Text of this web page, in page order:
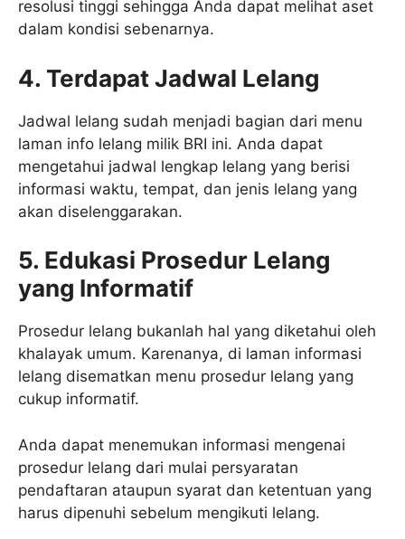
resolusi tinggi sehingga Anda dapat melihat aset
dalam kondisi sebenarnya.
4. Terdapat Jadwal Lelang
Jadwal lelang sudah menjadi bagian dari menu
laman info lelang milik BRI ini. Anda dapat
mengetahui jadwal lengkap lelang yang berisi
informasi waktu, tempat, dan jenis lelang yang
akan diselenggarakan.
5. Edukasi Prosedur Lelang
yang Informatif
Prosedur lelang bukanlah hal yang diketahui oleh
khalayak umum. Karenanya, di laman informasi
lelang disematkan menu prosedur lelang yang
cukup informatif.
Anda dapat menemukan informasi mengenai
prosedur lelang dari mulai persyaratan
pendaftaran ataupun syarat dan ketentuan yang
harus dipenuhi sebelum mengikuti lelang.